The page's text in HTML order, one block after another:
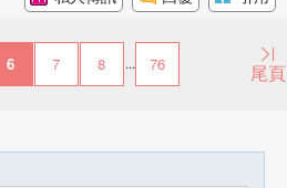
6 7 8 ... 76 尾頁